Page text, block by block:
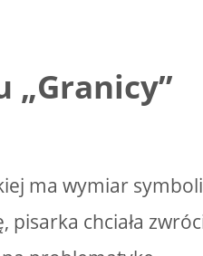
„Granicy”
ma wymiar
pisarka chciała